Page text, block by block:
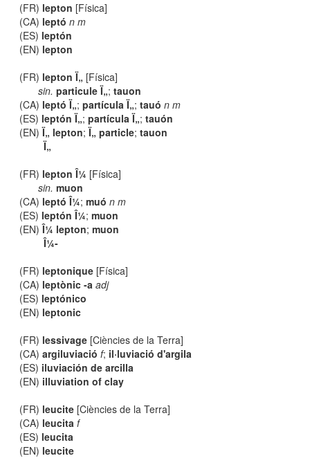
(FR) lepton [Física]
(CA) leptó n m
(ES) leptón
(EN) lepton
(FR) lepton Ï„ [Física]
sin. particule Ï„; tauon
(CA) leptó Ï„;partícula Ï„;tauó n m
(ES) leptón Ï„;partícula Ï„;tauón
(EN)Ï„ lepton;Ï„ particle;tauon
Ï„
(FR) lepton Î¼ [Física]
sin. muon
(CA) leptó Î¼;muó n m
(ES) leptón Î¼;muon
(EN)Î¼ lepton;muon
Î¼-
(FR) leptonique [Física]
(CA) leptònic -a adj
(ES) leptónico
(EN) leptonic
(FR) lessivage [Ciències de la Terra]
(CA)argiluviació f; il·luviació d'argila
(ES) iluviación de arcilla
(EN) illuviation of clay
(FR) leucite [Ciències de la Terra]
(CA) leucita f
(ES) leucita
(EN) leucite